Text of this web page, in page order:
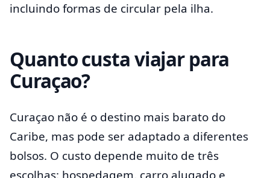
incluindo formas de circular pela ilha.
Quanto custa viajar para
Curaçao?
Curaçao não é o destino mais barato do
Caribe, mas pode ser adaptado a diferentes
bolsos. O custo depende muito de três